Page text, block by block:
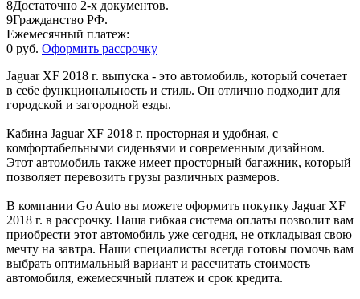
8Достаточно 2-х документов.
9Гражданство РФ.
Ежемесячный платеж:
0 руб. Оформить рассрочку
Jaguar XF 2018 г. выпуска - это автомобиль, который сочетает
в себе функциональность и стиль. Он отлично подходит для
городской и загородной езды.
Кабина Jaguar XF 2018 г. просторная и удобная, с
комфортабельными сиденьями и современным дизайном.
Этот автомобиль также имеет просторный багажник, который
позволяет перевозить грузы различных размеров.
В компании Go Auto вы можете оформить покупку Jaguar XF
2018 г. в рассрочку. Наша гибкая система оплаты позволит вам
приобрести этот автомобиль уже сегодня, не откладывая свою
мечту на завтра. Наши специалисты всегда готовы помочь вам
выбрать оптимальный вариант и рассчитать стоимость
автомобиля, ежемесячный платеж и срок кредита.